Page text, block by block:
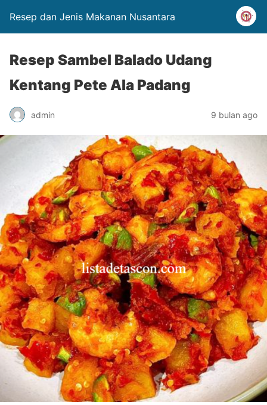
Resep dan Jenis Makanan Nusantara
Resep Sambel Balado Udang
Kentang Pete Ala Padang
admin 9 bulan ago